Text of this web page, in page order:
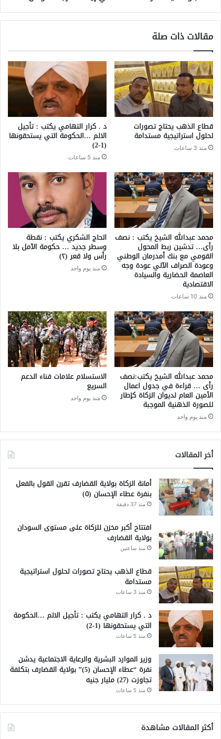
مقالات ذات صلة
قطاع الذهب يحتاج تصورات
لحلول استراتيجية مستدامة
منذ 3 ساعات
د . كرار التهامي يكتب : تأجيل
الالم …الحكومة التي يستحقونها
(1-2)
منذ 5 ساعات
محمد عبدالله الشيخ يكتب : نصف
رأى… تدشين ربط المحول
القومي مع بنك أمدرمان الوطني
وعودة الصراف الآلي عودة وجه
العاصمة الحضارية والسيادة
الاقتصادية
منذ 10 ساعات
الحاج الشكري يكتب : نقطة
وسطر جديد … حكومة الآمل بلا
رأس ولا قعر (٢)
منذ يوم واحد
محمد عبدالله الشيخ يكتب:نصف
رأى … قراءة في جدول اعمال
الأمين العام لديوان الزكاة كإطار
للصورة الذهنية الموجبة
منذ يوم واحد
الاستسلام علامات فناء الدعم
السريع
منذ يوم واحد
أخر المقالات
أمانة الزكاة بولاية القضارف تقرن القول بالفعل
بنفرة عطاء الإحسان (٥)
منذ 37 دقيقة
افتتاح أكبر مخزن للزكاة على مستوى السودان
بولاية القضارف
منذ ساعتين
قطاع الذهب يحتاج تصورات لحلول استراتيجية
مستدامة
منذ 3 ساعات
د . كرار التهامي يكتب : تأجيل الالم …الحكومة
التي يستحقونها (1-2)
منذ 5 ساعات
وزير الموارد البشرية والرعاية الاجتماعية يدشن
نفرة “عطاء الإحسان (5)” بولاية القضارف بتكلفة
تجاوزت (27) مليار جنيه
منذ 5 ساعات
أكثر المقالات مشاهدة